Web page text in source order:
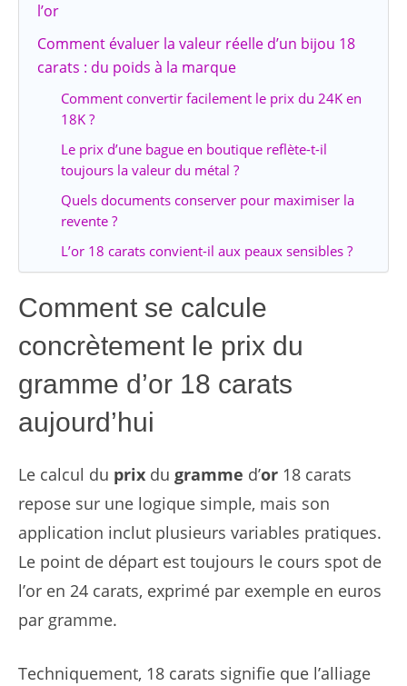
l’or
Comment évaluer la valeur réelle d’un bijou 18
carats : du poids à la marque
Comment convertir facilement le prix du 24K en
18K ?
Le prix d’une bague en boutique reflète-t-il
toujours la valeur du métal ?
Quels documents conserver pour maximiser la
revente ?
L’or 18 carats convient-il aux peaux sensibles ?
Comment se calcule
concrètement le prix du
gramme d’or 18 carats
aujourd’hui
Le calcul du prix du gramme d’or 18 carats
repose sur une logique simple, mais son
application inclut plusieurs variables pratiques.
Le point de départ est toujours le cours spot de
l’or en 24 carats, exprimé par exemple en euros
par gramme.
Techniquement, 18 carats signifie que l’alliage